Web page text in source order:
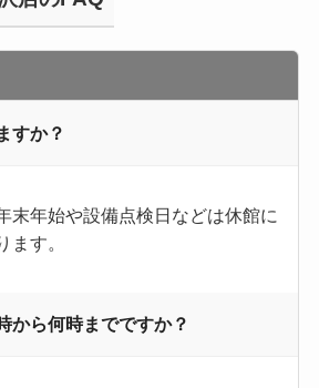
すか？
末年始や設備点検日などは休館に
ます。
から何時までですか？